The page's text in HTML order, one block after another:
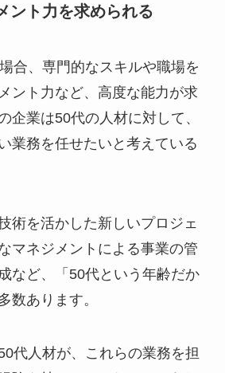
ント力を求められる
合、専門的なスキルや職場を
ント力など、高度な能力が求
企業は50代の人材に対して、
業務を任せたいと考えている
術を活かした新しいプロジェ
マネジメントによる事業の管
など、「50代という年齢だか
数あります。
代人材が、これらの業務を担